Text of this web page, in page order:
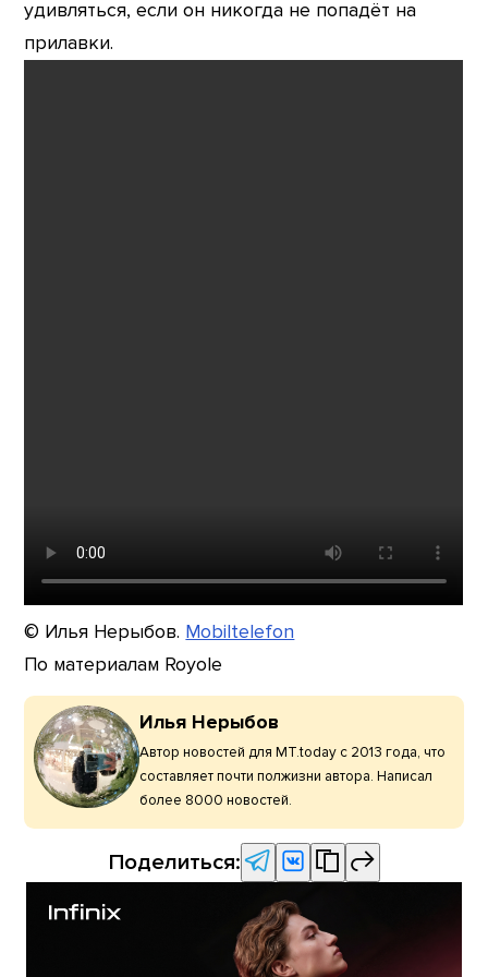
удивляться, если он никогда не попадёт на
прилавки.
© Илья Нерыбов. Mobiltelefon
По материалам Royole
Илья Нерыбов
Автор новостей для MT.today с 2013 года, что
составляет почти полжизни автора. Написал
более 8000 новостей.
Поделиться: